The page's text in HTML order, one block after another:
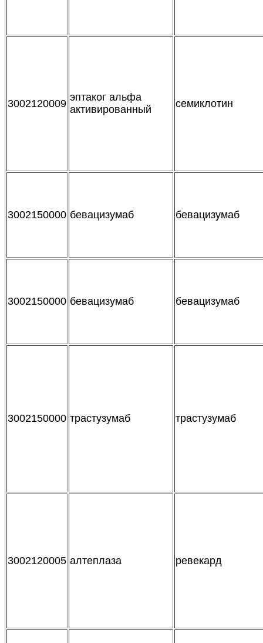
3002120009
эптаког альфа
активированный
семиклотин
3002150000 бевацизумаб бевацизумаб
3002150000 бевацизумаб бевацизумаб
3002150000 трастузумаб трастузумаб
3002120005 алтеплаза ревекард